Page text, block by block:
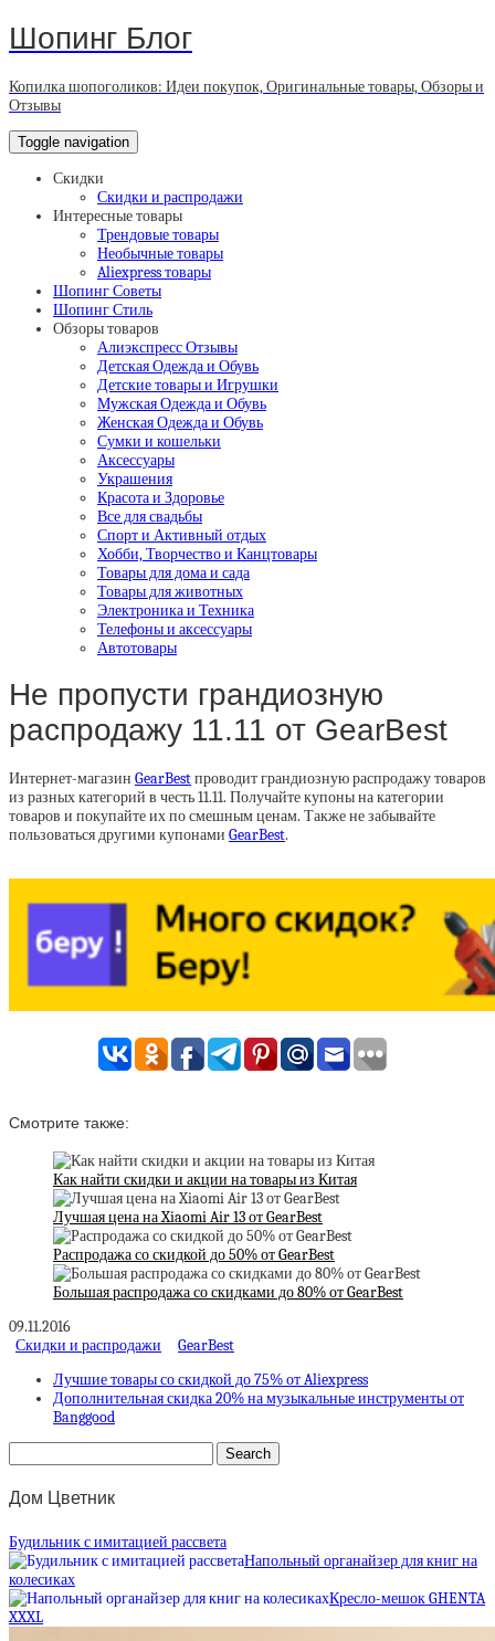
Шопинг Блог
Копилка шопоголиков: Идеи покупок, Оригинальные товары, Обзоры и
Отзывы
Toggle navigation
Скидки
Скидки и распродажи
Интересные товары
Трендовые товары
Необычные товары
Aliexpress товары
Шопинг Советы
Шопинг Стиль
Обзоры товаров
Алиэкспресс Отзывы
Детская Одежда и Обувь
Детские товары и Игрушки
Мужская Одежда и Обувь
Женская Одежда и Обувь
Сумки и кошельки
Аксессуары
Украшения
Красота и Здоровье
Все для свадьбы
Спорт и Активный отдых
Хобби, Творчество и Канцтовары
Товары для дома и сада
Товары для животных
Электроника и Техника
Телефоны и аксессуары
Автотовары
Не пропусти грандиозную
распродажу 11.11 от GearBest
Интернет-магазин GearBestпроводит грандиозную распродажу товаров
из разных категорий в честь 11.11. Получайте купоны на категории
товаров и покупайте их по смешным ценам. Также не забывайте
пользоваться другими купонами GearBest.
Смотрите также:
Как найти скидки и акции на товары из Китая
Лучшая цена на Xiaomi Air 13 от GearBest
Распродажа со скидкой до 50% от GearBest
Большая распродажа со скидками до 80% от GearBest
09.11.2016
Скидки и распродажи
GearBest
Лучшие товары со скидкой до 75% от Aliexpress
Дополнительная скидка 20% на музыкальные инструменты от
Banggood
Дом Цветник
Будильник с имитацией рассвета
Напольный органайзер для книг на
колесиках
Кресло-мешок GHENTA
XXXL